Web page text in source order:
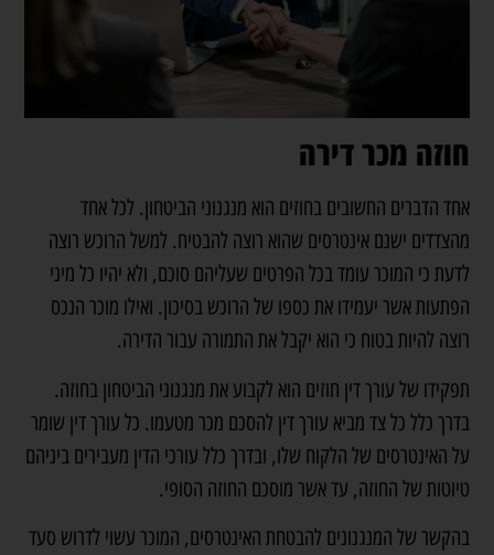
חוזה מכר דירה
אחד הדברים החשובים בחוזים הוא מנגנוני הביטחון. לכל אחד
מהצדדים ישנם אינטרסים שהוא רוצה להבטיח. למשל הרוכש רוצה
לדעת כי המוכר עומד בכל הפרטים שעליהם סוכם, ולא יהיו כל מיני
הפתעות אשר יעמידו את כספו של הרוכש בסיכון. ואילו מוכר הנכס
רוצה להיות בטוח כי הוא יקבל את התמורה עבור הדירה.
תפקידו של עורך דין חוזים הוא לקבוע את מנגנוני הביטחון בחוזה.
בדרך כלל כל צד מביא עורך דין להסכם מכר מטעמו. כל עורך דין שומר
על האינטרסים של הלקוח שלו, ובדרך כלל עורכי הדין מעבירים ביניהם
טיוטות של החוזה, עד אשר מוסכם החוזה הסופי.
בהקשר של המנגנונים להבטחת האינטרסים, המוכר עשוי לדרוש סעד